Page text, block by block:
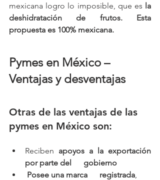
mexicana logro lo imposible, que es la
deshidratación de frutos. Esta
propuesta es 100% mexicana.
Pymes en México –
Ventajas y desventajas
Otras de las ventajas de las
pymes en México son:
Reciben apoyos a la exportación
por parte del      gobierno
Posee una marca      registrada